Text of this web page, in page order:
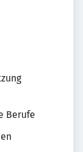
Berufe